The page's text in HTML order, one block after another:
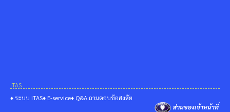
ITAS
♦ ระบบ ITAS♦ E-service♦ Q&A ถามตอบข้อสงสัย
ส่วนของเจ้าหน้าที่